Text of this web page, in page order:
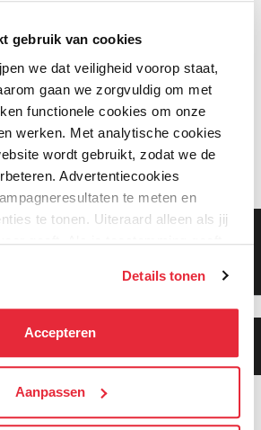
gebruik van cookies
we dat veiligheid voorop staat,
gaan we zorgvuldig om met
functionele cookies om onze
werken. Met analytische cookies
wordt gebruikt, zodat we de
Advertentiecookies
te meten en
te tonen. Uiteraard alleen als jij
geeft. Als je toestemming geeft,
combineren met informatie die zij
het gebruik van hun diensten. Je
alleen noodzakelijke
met21 derden
die uw gegevens
verwerken.
Details tonen
Accepteren
Aanpassen
Klanten geven ons 9.3
gemiddeld!